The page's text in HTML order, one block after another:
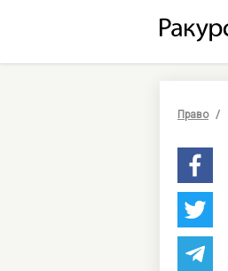
Право